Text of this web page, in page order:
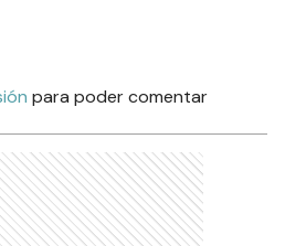
para poder comentar